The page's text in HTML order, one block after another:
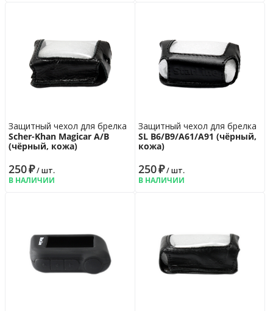
Защитный чехол для брелка
Scher-Khan Magicar A/B
(чёрный, кожа)
250₽/ шт.
В НАЛИЧИИ
Защитный чехол для брелка
SL B6/B9/A61/A91 (чёрный,
кожа)
250₽/ шт.
В НАЛИЧИИ